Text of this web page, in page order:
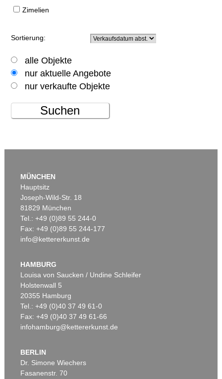
Zimelien
Sortierung:
alle Objekte
nur aktuelle Angebote
nur verkaufte Objekte
Suchen
MÜNCHEN
Hauptsitz
Joseph-Wild-Str. 18
81829 München
Tel.: +49 (0)89 55 244-0
Fax: +49 (0)89 55 244-177
info@kettererkunst.de
HAMBURG
Louisa von Saucken / Undine Schleifer
Holstenwall 5
20355 Hamburg
Tel.: +49 (0)40 37 49 61-0
Fax: +49 (0)40 37 49 61-66
infohamburg@kettererkunst.de
BERLIN
Dr. Simone Wiechers
Fasanenstr. 70